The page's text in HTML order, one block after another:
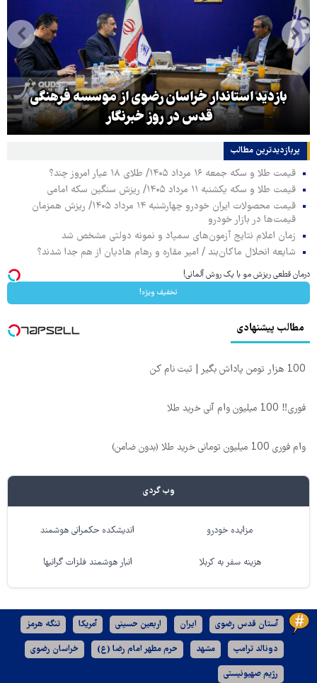
بازدید استاندار خراسان رضوی از موسسه فرهنگی
قدس در روز خبرنگار
پربازدیدترین‌ مطالب
قیمت طلا و سکه جمعه ۱۶ مرداد ۱۴۰۵/ طلای ۱۸ عیار امروز چند؟
قیمت طلا و سکه یکشنبه ۱۱ مرداد ۱۴۰۵/ ریزش سنگین سکه امامی
قیمت محصولات ایران خودرو چهارشنبه ۱۴ مرداد ۱۴۰۵/ ریزش همزمان
قیمت‌ها در بازار خودرو
زمان اعلام نتایج آزمون‌های سمپاد و نمونه دولتی مشخص شد
شایعه انحلال ماکان‌بند / امیر مقاره و رهام هادیان از هم جدا شدند؟
درمان قطعی ریزش مو با یک روش آلمانی!
تخفیف ویژه!
مطالب پیشنهادی
100 هزار تومن پاداش بگیر | ثبت نام کن
فوری‼️ 100 میلیون وام آنی خرید طلا
وام فوری 100 میلیون تومانی خرید طلا (بدون ضامن)
وب گردی
مزایده خودرو اندیشکده حکمرانی هوشمند
هزینه سفر به کربلا انبار هوشمند فلزات گرانبها
آستان قدس رضوی ایران اربعین حسینی آمریکا تنگه هرمز
دونالد ترامپ مشهد حرم مطهر امام رضا (ع) خراسان رضوی
رژیم صهیونیستی